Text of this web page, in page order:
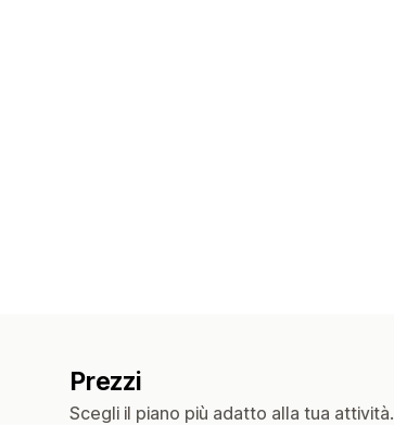
Prezzi
Scegli il piano più adatto alla tua attività.